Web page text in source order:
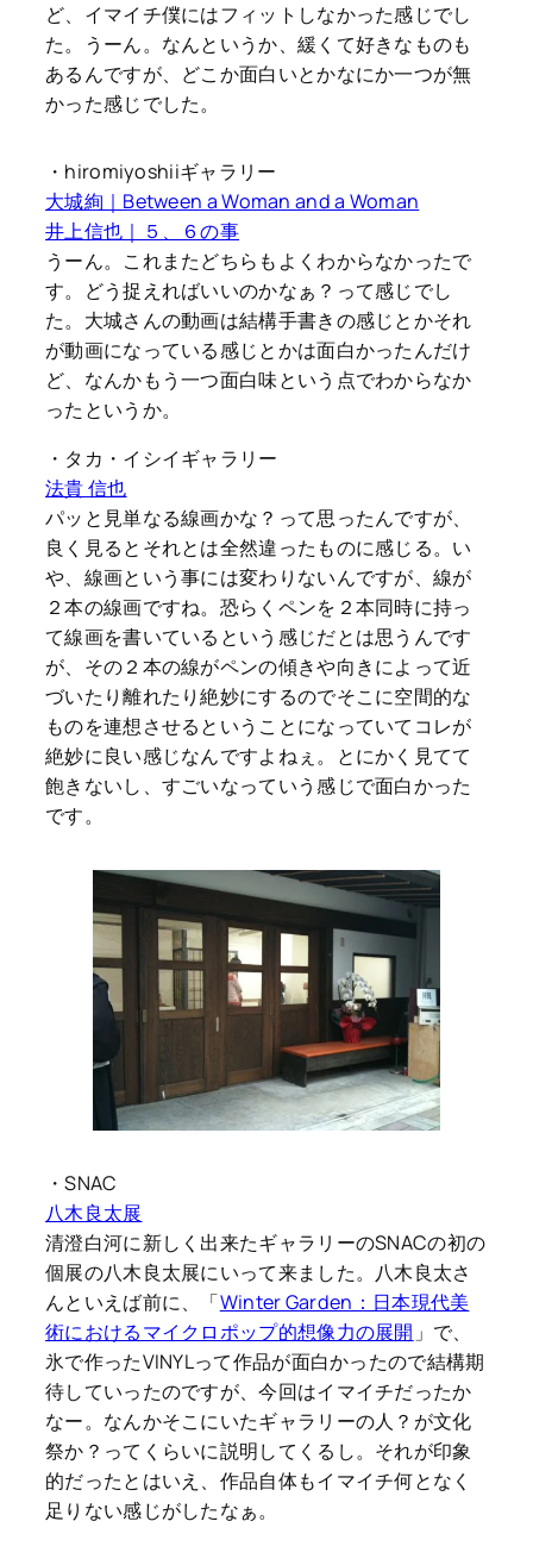
ど、イマイチ僕にはフィットしなかった感じでし
た。うーん。なんというか、緩くて好きなものも
あるんですが、どこか面白いとかなにか一つが無
かった感じでした。
・hiromiyoshiiギャラリー
大城絢｜Between a Woman and a Woman
井上信也｜５、６の事
うーん。これまたどちらもよくわからなかったで
す。どう捉えればいいのかなぁ？って感じでし
た。大城さんの動画は結構手書きの感じとかそれ
が動画になっている感じとかは面白かったんだけ
ど、なんかもう一つ面白味という点でわからなか
ったというか。
・タカ・イシイギャラリー
法貴 信也
パッと見単なる線画かな？って思ったんですが、
良く見るとそれとは全然違ったものに感じる。い
や、線画という事には変わりないんですが、線が
２本の線画ですね。恐らくペンを２本同時に持っ
て線画を書いているという感じだとは思うんです
が、その２本の線がペンの傾きや向きによって近
づいたり離れたり絶妙にするのでそこに空間的な
ものを連想させるということになっていてコレが
絶妙に良い感じなんですよねぇ。とにかく見てて
飽きないし、すごいなっていう感じで面白かった
です。
・SNAC
八木良太展
清澄白河に新しく出来たギャラリーのSNACの初の
個展の八木良太展にいって来ました。八木良太さ
んといえば前に、「Winter Garden：日本現代美
術におけるマイクロポップ的想像力の展開 」で、
氷で作ったVINYLって作品が面白かったので結構期
待していったのですが、今回はイマイチだったか
なー。なんかそこにいたギャラリーの人？が文化
祭か？ってくらいに説明してくるし。それが印象
的だったとはいえ、作品自体もイマイチ何となく
足りない感じがしたなぁ。